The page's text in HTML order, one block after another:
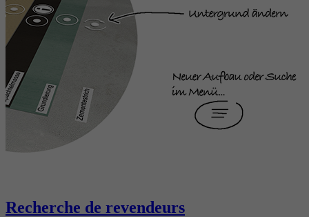
Recherche de revendeurs